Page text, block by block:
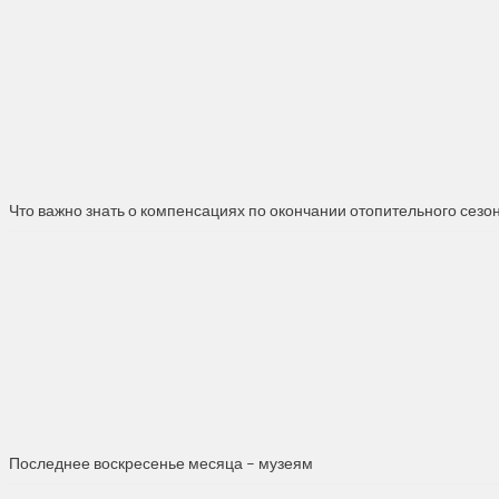
Что важно знать о компенсациях по окончании отопительного
Последнее воскресенье месяца – музеям